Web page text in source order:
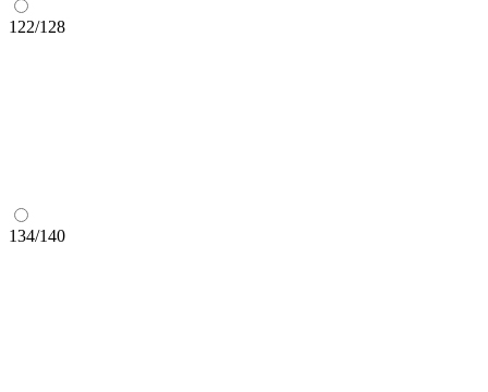
122/128
134/140